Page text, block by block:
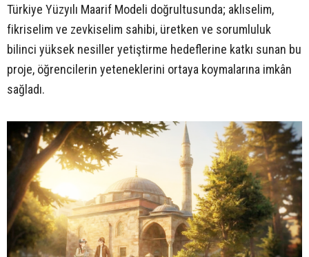
Türkiye Yüzyılı Maarif Modeli doğrultusunda; aklıselim,
fikriselim ve zevkiselim sahibi, üretken ve sorumluluk
bilinci yüksek nesiller yetiştirme hedeflerine katkı sunan bu
proje, öğrencilerin yeteneklerini ortaya koymalarına imkân
sağladı.